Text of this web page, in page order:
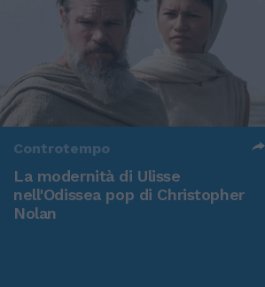
Controtempo
La modernità di Ulisse
nell'Odissea pop di Christopher
Nolan